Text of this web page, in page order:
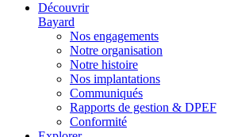
Découvrir
Bayard
Nos engagements
Notre organisation
Notre histoire
Nos implantations
Communiqués
Rapports de gestion & DPEF
Conformité